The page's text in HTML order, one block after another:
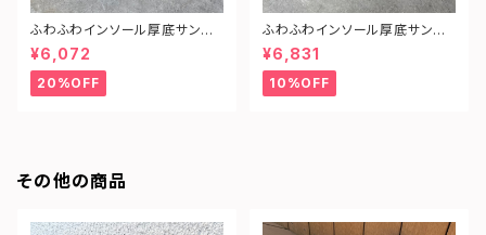
ふわふわインソール厚底サンダ
ル（ミュール）
¥6,072
20%OFF
ふわふわインソール厚底サンダ
ル
¥6,831
10%OFF
その他の商品